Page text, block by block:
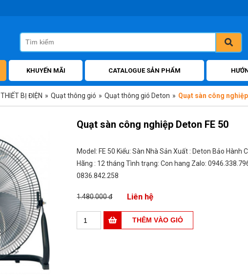
KHUYẾN MÃI CATALOGUE SẢN PHẨM
THIẾT BỊ ĐIỆN » Quạt thông gió » Quạt thông gió Deton » Quạt sàn công
Quạt sàn công nghiệp Deton FE 50
Model: FE 50 Kiểu: Sàn Nhà Sản Xuất : Deton Bảo Hành
Hãng : 12 tháng Tình trạng: Con hang Zalo:
0836.842.258
1.480.000 đ Liên hệ